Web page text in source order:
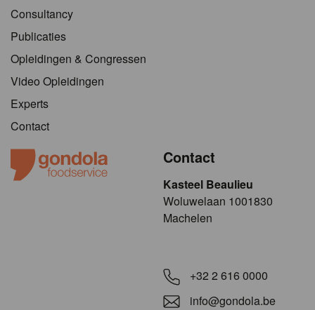
Consultancy
Publicaties
Opleidingen & Congressen
Video Opleidingen
Experts
Contact
Contact
Kasteel Beaulieu
​​​Woluwelaan 1001830
Machelen
+32 2 616 0000
info@gondola.be